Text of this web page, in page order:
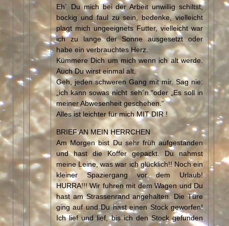
Eh´ Du mich bei der Arbeit unwillig schiltst,
bockig und faul zu sein, bedenke, vielleicht
plagt mich ungeeignets Futter, vielleicht war
ich zu lange der Sonne ausgesetzt oder
habe ein verbrauchtes Herz.
Kümmere Dich um mich wenn ich alt werde.
Auch Du wirst einmal alt.
Geh, jeden schweren Gang mit mir. Sag nie:
„ich kann sowas nicht seh´n.“oder „Es soll in
meiner Abwesenheit geschehen.“
Alles ist leichter für mich MIT DIR !
BRIEF AN MEIN HERRCHEN
Am Morgen bist Du sehr früh aufgestanden
und hast die Koffer gepackt. Du nahmst
meine Leine, was war ich glücklich!! Noch ein
kleiner Spaziergang vor dem Urlaub!
HURRA!!! Wir fuhren mit dem Wagen und Du
hast am Strassenrand angehalten. Die Türe
ging auf und Du hast einen Stock geworfen!
Ich lief und lief, bis ich den Stock gefunden